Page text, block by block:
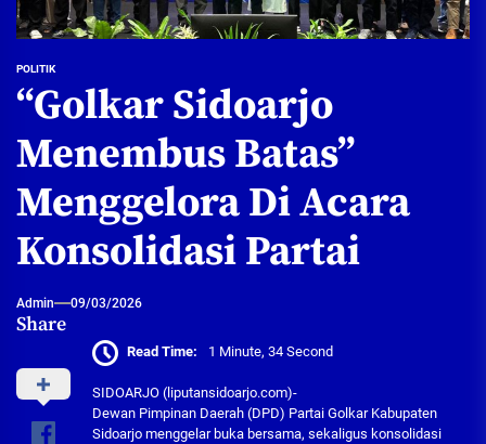
POLITIK
“Golkar Sidoarjo
Menembus Batas”
Menggelora Di Acara
Konsolidasi Partai
Admin 09/03/2026
Share
Read Time: 1 Minute, 34 Second
SIDOARJO (liputansidoarjo.com)-
Dewan Pimpinan Daerah (DPD) Partai Golkar Kabupaten
Sidoarjo menggelar buka bersama, sekaligus konsolidasi